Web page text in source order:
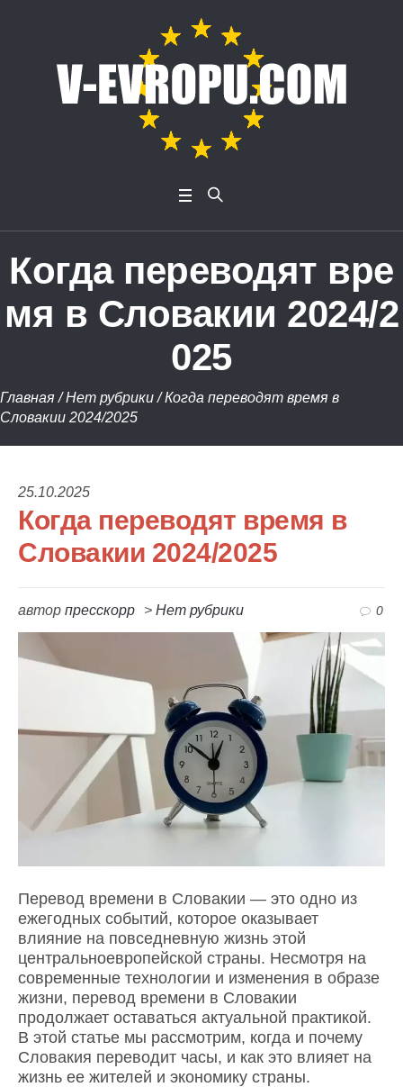
Когда переводят вре
мя в Словакии 2024/2
025
Главная /Нет рубрики /Когда переводят время в
Словакии 2024/2025
25.10.2025
Когда переводят время в
Словакии 2024/2025
автор пресскорр > Нет рубрики 0
Перевод времени в Словакии — это одно из
ежегодных событий, которое оказывает
влияние на повседневную жизнь этой
центральноевропейской страны. Несмотря на
современные технологии и изменения в образе
жизни, перевод времени в Словакии
продолжает оставаться актуальной практикой.
В этой статье мы рассмотрим, когда и почему
Словакия переводит часы, и как это влияет на
жизнь ее жителей и экономику страны.